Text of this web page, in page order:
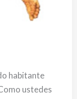
habitante
ustedes